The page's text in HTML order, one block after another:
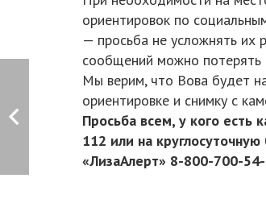
ориентировок по
— просьба не усложнять их
сообщений можно
Мы верим, что Вова будет
ориентировке и снимку с
Просьба всем, у кого есть
112 или на
«ЛизаАлерт» 8-800-700-